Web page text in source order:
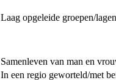
Laag opgeleide groepen/
Samenleven van man en
In een regio geworteld/met